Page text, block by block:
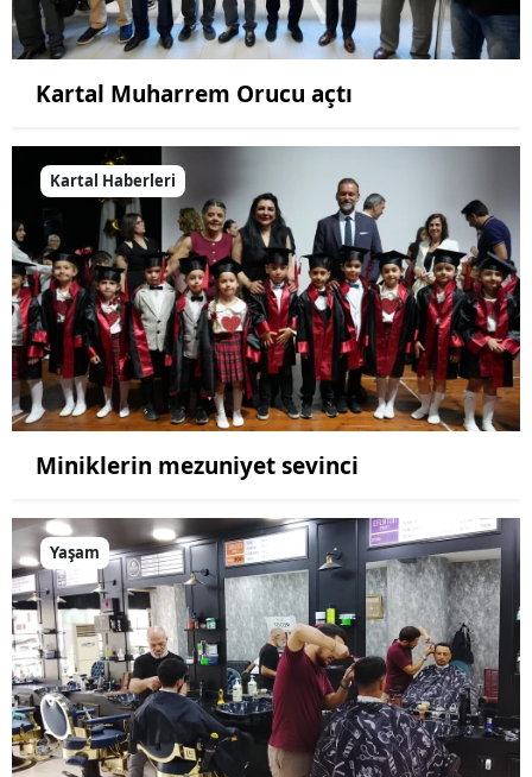
Kartal Muharrem Orucu açtı
Kartal Haberleri
Miniklerin mezuniyet sevinci
Yaşam